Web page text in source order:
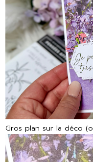
Gros plan sur la déco